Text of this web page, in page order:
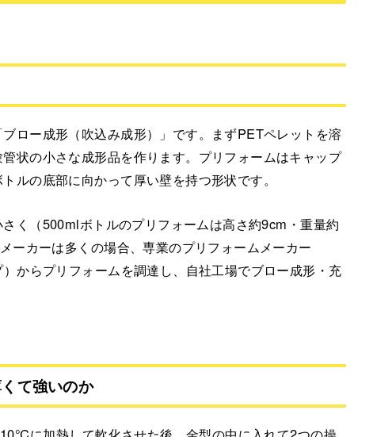
ロー成形（吹込み成形）」です。まずPETペレットを溶
状の小さな成形品を作ります。プリフォームはキャップ
ルの底部に向かって厚い壁を持つ形状です。
く（500mlボトルのプリフォームは高さ約9cm・重量約
ーカーは多くの場合、専業のプリフォームメーカー
からプリフォームを調達し、自社工場でブロー成形・充
て強いのか